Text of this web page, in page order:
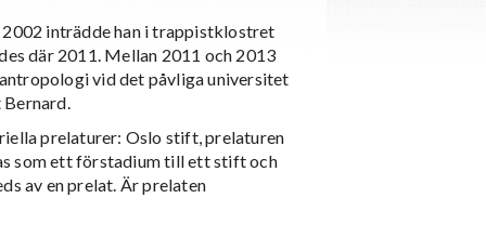
inträdde han i trappistklostret
där 2011. Mellan 2011 och 2013
vid det påvliga universitet
Bernard.
prelaturer: Oslo stift, prelaturen
som ett förstadium till ett stift och
av en prelat. Är prelaten